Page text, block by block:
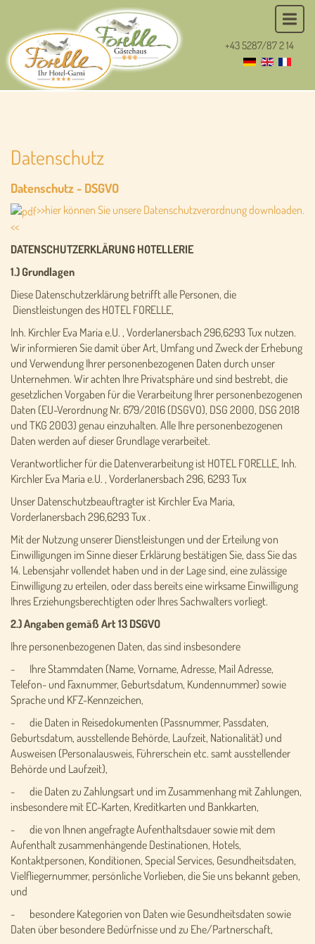
+43 5287/87 2 14
Datenschutz
Datenschutz - DSGVO
>>hier können Sie unsere Datenschutzverordnung downloaden.
<<
DATENSCHUTZERKLÄRUNG HOTELLERIE
1.) Grundlagen
Diese Datenschutzerklärung betrifft alle Personen, die
Dienstleistungen des HOTEL FORELLE,
Inh. Kirchler Eva Maria e.U. , Vorderlanersbach 296,6293 Tux nutzen.
Wir informieren Sie damit über Art, Umfang und Zweck der Erhebung
und Verwendung Ihrer personenbezogenen Daten durch unser
Unternehmen. Wir achten Ihre Privatsphäre und sind bestrebt, die
gesetzlichen Vorgaben für die Verarbeitung Ihrer personenbezogenen
Daten (EU-Verordnung Nr. 679/2016 (DSGVO), DSG 2000, DSG 2018
und TKG 2003) genau einzuhalten. Alle Ihre personenbezogenen
Daten werden auf dieser Grundlage verarbeitet.
Verantwortlicher für die Datenverarbeitung ist HOTEL FORELLE, Inh.
Kirchler Eva Maria e.U. , Vorderlanersbach 296, 6293 Tux
Unser Datenschutzbeauftragter ist Kirchler Eva Maria,
Vorderlanersbach 296,6293 Tux .
Mit der Nutzung unserer Dienstleistungen und der Erteilung von
Einwilligungen im Sinne dieser Erklärung bestätigen Sie, dass Sie das
14. Lebensjahr vollendet haben und in der Lage sind, eine zulässige
Einwilligung zu erteilen, oder dass bereits eine wirksame Einwilligung
Ihres Erziehungsberechtigten oder Ihres Sachwalters vorliegt.
2.) Angaben gemäß Art 13 DSGVO
Ihre personenbezogenen Daten, das sind insbesondere
- Ihre Stammdaten (Name, Vorname, Adresse, Mail Adresse,
Telefon- und Faxnummer, Geburtsdatum, Kundennummer) sowie
Sprache und KFZ-Kennzeichen,
- die Daten in Reisedokumenten (Passnummer, Passdaten,
Geburtsdatum, ausstellende Behörde, Laufzeit, Nationalität) und
Ausweisen (Personalausweis, Führerschein etc. samt ausstellender
Behörde und Laufzeit),
- die Daten zu Zahlungsart und im Zusammenhang mit Zahlungen,
insbesondere mit EC-Karten, Kreditkarten und Bankkarten,
- die von Ihnen angefragte Aufenthaltsdauer sowie mit dem
Aufenthalt zusammenhängende Destinationen, Hotels,
Kontaktpersonen, Konditionen, Special Services, Gesundheitsdaten,
Vielfliegernummer, persönliche Vorlieben, die Sie uns bekannt geben,
und
- besondere Kategorien von Daten wie Gesundheitsdaten sowie
Daten über besondere Bedürfnisse und zu Ehe/Partnerschaft,